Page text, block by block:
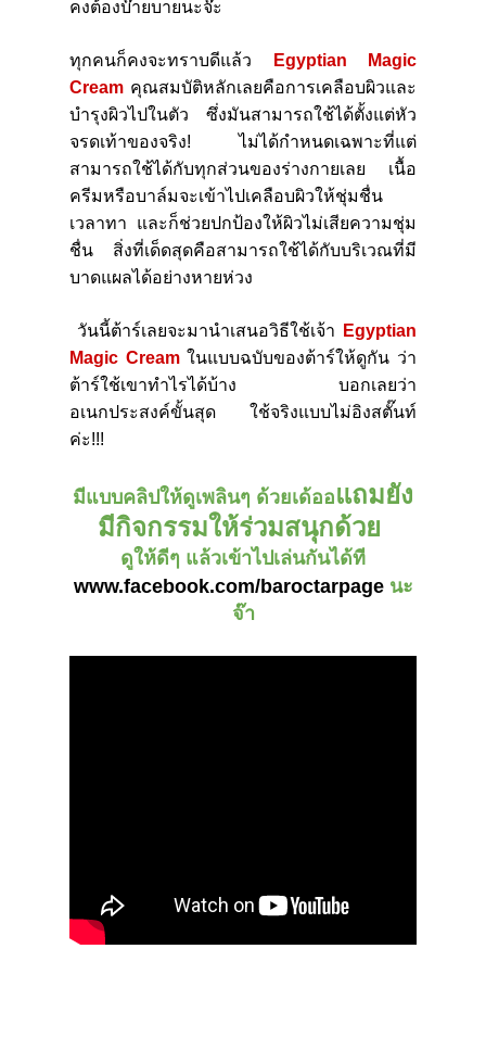
คงต้องบ๊ายบายนะจ๊ะ
ทุกคนก็คงจะทราบดีแล้ว
Egyptian Magic
Cream คุณสมบัติหลักเลยคือการเคลือบผิวและ
บำรุงผิวไปในตัว ซึ่งมันสามารถใช้ได้ตั้งแต่หัว
จรดเท้าของจริง!ไม่ได้กำหนดเฉพาะที่แต่
สามารถใช้ได้กับทุกส่วนของร่างกายเลย เนื้อ
ครีมหรือบาล์มจะเข้าไปเคลือบผิวให้ชุ่มชื่น
เวลาทา และก็ช่วยปกป้องให้ผิวไม่เสียความชุ่ม
ชื่น สิ่งที่เด็ดสุดคือสามารถใช้ได้กับบริเวณที่มี
บาดแผลได้อย่างหายห่วง
วันนี้ต้าร์เลยจะมานำเสนอวิธีใช้เจ้า
Egyptian
Magic Creamในแบบฉบับของต้าร์ให้ดูกัน ว่า
ต้าร์ใช้เขาทำไรได้บ้าง บอกเลยว่า
อเนกประสงค์ขั้นสุด ใช้จริงแบบไม่อิงสตั๊นท์
ค่ะ!!!
มีแบบคลิปให้ดูเพลินๆ ด้วยเด้ออแถมยัง
มีกิจกรรมให้ร่วมสนุกด้วย
ดูให้ดีๆ แล้วเข้าไปเล่นกันได้ที
www.facebook.com/baroctarpage นะ
จ๊า